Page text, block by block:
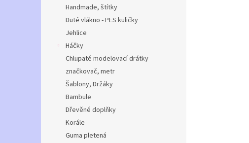
Handmade, štítky
Duté vlákno - PES kuličky
Jehlice
Háčky
Chlupaté modelovací drátky
značkovač, metr
Šablony, Držáky
Bambule
Dřevěné doplňky
Korále
Guma pletená